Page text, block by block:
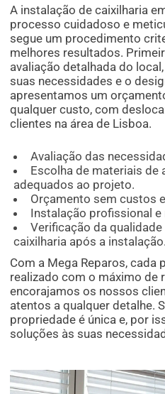
A instalação de caixilharia
processo cuidadoso e
segue um procedimento
melhores resultados.
avaliação detalhada do
suas necessidades e o
apresentamos um
qualquer custo, com
clientes na área de Lisboa.
Avaliação das
Escolha de materiais de
adequados ao projeto.
Orçamento sem custos
Instalação profissional e
Verificação da
caixilharia após a instalação.
Com a Mega Reparos, cada
realizado com o máximo de
encorajamos os nossos
atentos a qualquer detalhe.
propriedade é única e, por
soluções às suas